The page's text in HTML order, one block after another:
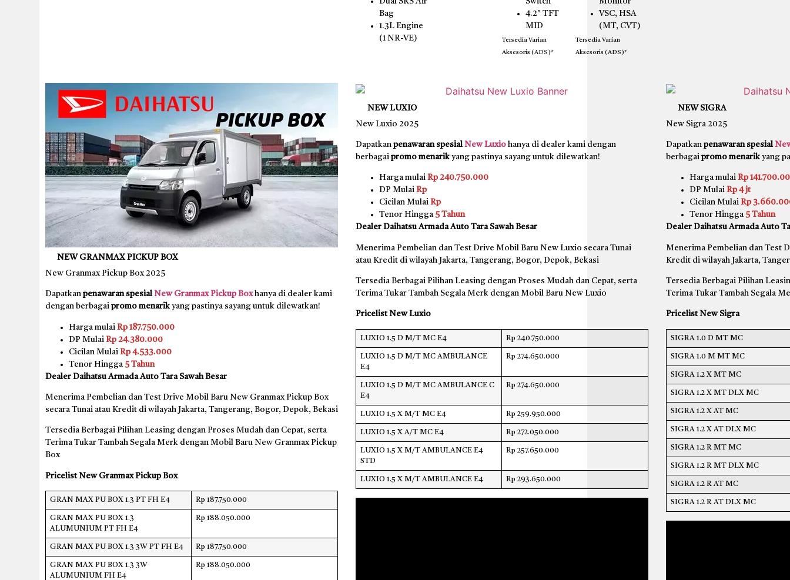
Bag
1.3L Engine
(1 NR-VE)
4.2″ TFT
MID
Tersedia Varian
Aksesoris (ADS)*
VSC, HSA
(MT, CVT)
Tersedia Varian
Aksesoris (ADS)*
NEW GRANMAX PICKUP BOX
New Granmax Pickup Box 2025
Dapatkanpenawaran spesial New Granmax Pickup Boxhanya di dealer kami
dengan berbagaipromo menarik yang pastinya sayang untuk dilewatkan!
Harga mulaiRp 187.750.000
DP MulaiRp 24.380.000
Cicilan MulaiRp 4.533.000
Tenor Hingga 5 Tahun
Dealer Daihatsu Armada Auto Tara Sawah Besar
Menerima Pembelian dan Test Drive Mobil Baru New Granmax Pickup Box
secara Tunai atau Kredit di wilayah Jakarta, Tangerang, Bogor, Depok, Bekasi
Tersedia Berbagai Pilihan Leasing dengan Proses Mudah dan Cepat, serta
Terima Tukar Tambah Segala Merk dengan Mobil Baru New Granmax Pickup
Box
Pricelist New Granmax Pickup Box
GRAN MAX PU BOX 1.3 PT FH E4 Rp 187.750.000
GRAN MAX PU BOX 1.3
ALUMUNIUM PT FH E4
Rp 188.050.000
GRAN MAX PU BOX 1.3 3W PT FH E4 Rp 187.750.000
GRAN MAX PU BOX 1.3 3W
ALUMUNIUM FH E4
Rp 188.050.000
NEW LUXIO
New Luxio 2025
Dapatkanpenawaran spesial New Luxio hanya di dealer kami dengan
berbagaipromo menarik yang pastinya sayang untuk dilewatkan!
Harga mulaiRp 240.750.000
DP MulaiRp
Cicilan MulaiRp
Tenor Hingga 5 Tahun
Dealer Daihatsu Armada Auto Tara Sawah Besar
Menerima Pembelian dan Test Drive Mobil Baru New Luxio secara Tunai
atau Kredit di wilayah Jakarta, Tangerang, Bogor, Depok, Bekasi
Tersedia Berbagai Pilihan Leasing dengan Proses Mudah dan Cepat, serta
Terima Tukar Tambah Segala Merk dengan Mobil Baru New Luxio
Pricelist New Luxio
LUXIO 1.5 D M/T MC E4 Rp 240.750.000
LUXIO 1.5 D M/T MC AMBULANCE
E4
Rp 274.650.000
LUXIO 1.5 D M/T MC AMBULANCE C
E4
Rp 274.650.000
LUXIO 1.5 X M/T MC E4 Rp 259.950.000
LUXIO 1.5 X A/T MC E4 Rp 272.050.000
LUXIO 1.5 X M/T AMBULANCE E4
STD
Rp 257.650.000
LUXIO 1.5 X M/T AMBULANCE E4 Rp 293.650.000
NEW SIGRA
New Sigra 2025
Dapatkanpenawaran spesial
berbagaipromo menarik yang
Harga mulaiRp
DP MulaiRp 4 jt
Cicilan MulaiRp
Tenor Hingga 5 Tahun
Dealer Daihatsu Armada Auto
Menerima Pembelian dan Test
Kredit di wilayah Jakarta,
Tersedia Berbagai Pilihan
Terima Tukar Tambah Segala
Pricelist New Sigra
SIGRA 1.0 D MT MC
SIGRA 1.0 M MT MC
SIGRA 1.2 X MT MC
SIGRA 1.2 X MT DLX MC
SIGRA 1.2 X AT MC
SIGRA 1.2 X AT DLX MC
SIGRA 1.2 R MT MC
SIGRA 1.2 R MT DLX MC
SIGRA 1.2 R AT MC
SIGRA 1.2 R AT DLX MC